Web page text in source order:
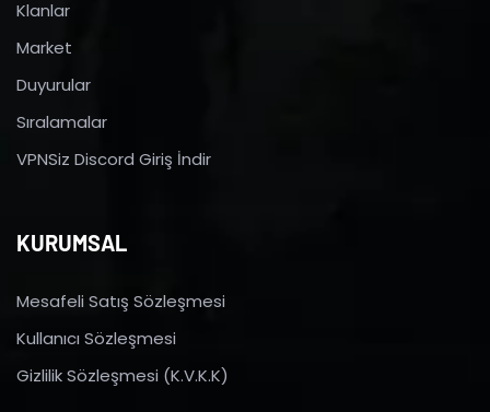
Klanlar
Market
Duyurular
Sıralamalar
VPNSiz Discord Giriş İndir
KURUMSAL
Mesafeli Satış Sözleşmesi
Kullanıcı Sözleşmesi
Gizlilik Sözleşmesi (K.V.K.K)